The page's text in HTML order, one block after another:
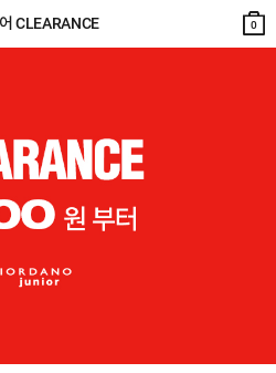
장바
구니
0
CLEARANCE
장바
구니
0